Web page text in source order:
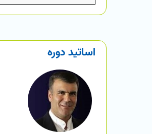
اساتید دوره